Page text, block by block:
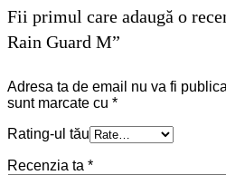
Fii primul care adaugă o
Rain Guard M”
Adresa ta de email nu va fi
sunt marcate cu *
Rating-ul tău
Recenzia ta *